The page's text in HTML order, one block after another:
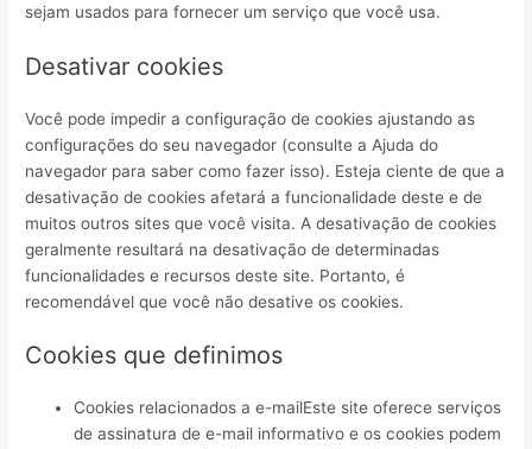
sejam usados ​​para fornecer um serviço que você usa.
Desativar cookies
Você pode impedir a configuração de cookies ajustando as
configurações do seu navegador (consulte a Ajuda do
navegador para saber como fazer isso). Esteja ciente de que a
desativação de cookies afetará a funcionalidade deste e de
muitos outros sites que você visita. A desativação de cookies
geralmente resultará na desativação de determinadas
funcionalidades e recursos deste site. Portanto, é
recomendável que você não desative os cookies.
Cookies que definimos
Cookies relacionados a e-mailEste site oferece serviços
de assinatura de e-mail informativo e os cookies podem